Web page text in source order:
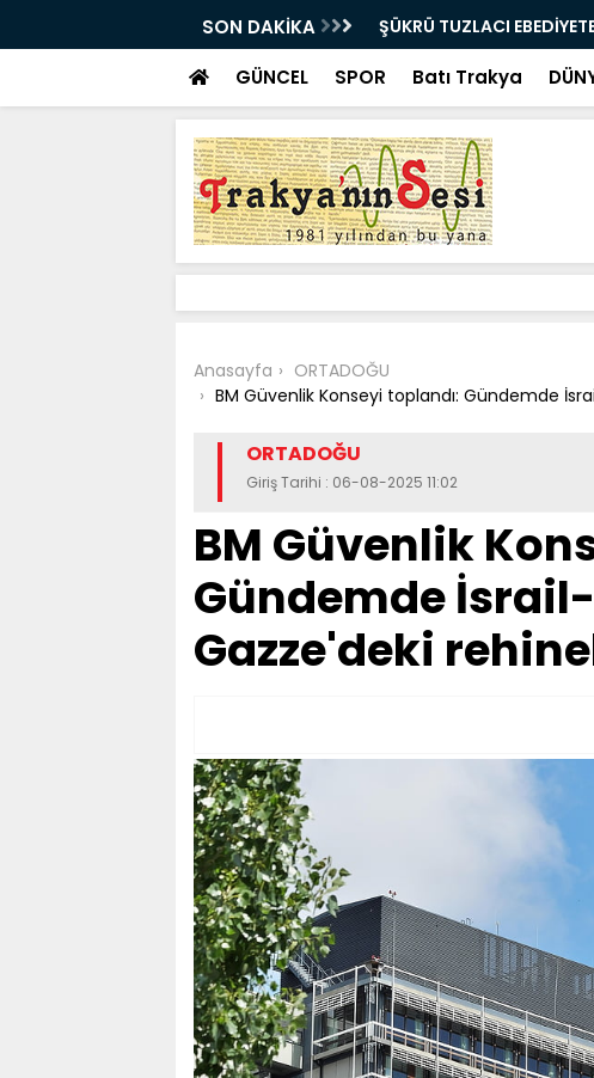
SON DAKİKA
Bir milyon euro ikramiye
bulundu
GÜNCEL SPOR Batı Trakya
Anasayfa
ORTADOĞU
BM Güvenlik Konseyi toplandı: Gündemde
ORTADOĞU
Giriş Tarihi : 06-08-2025 11:02
BM Güvenlik
Gündemde
Gazze'deki